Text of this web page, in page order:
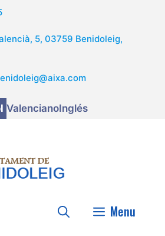
5, 03759 Benidoleig,
ValencianoInglés
Menu